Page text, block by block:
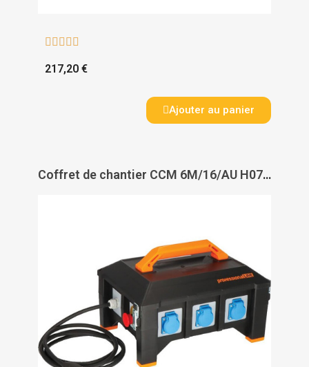
    
217,20 €
Ajouter au panier
Coffret de chantier CCM 6M/16/AU H07RN-F 3G2.5 - BRENNENSTUHL